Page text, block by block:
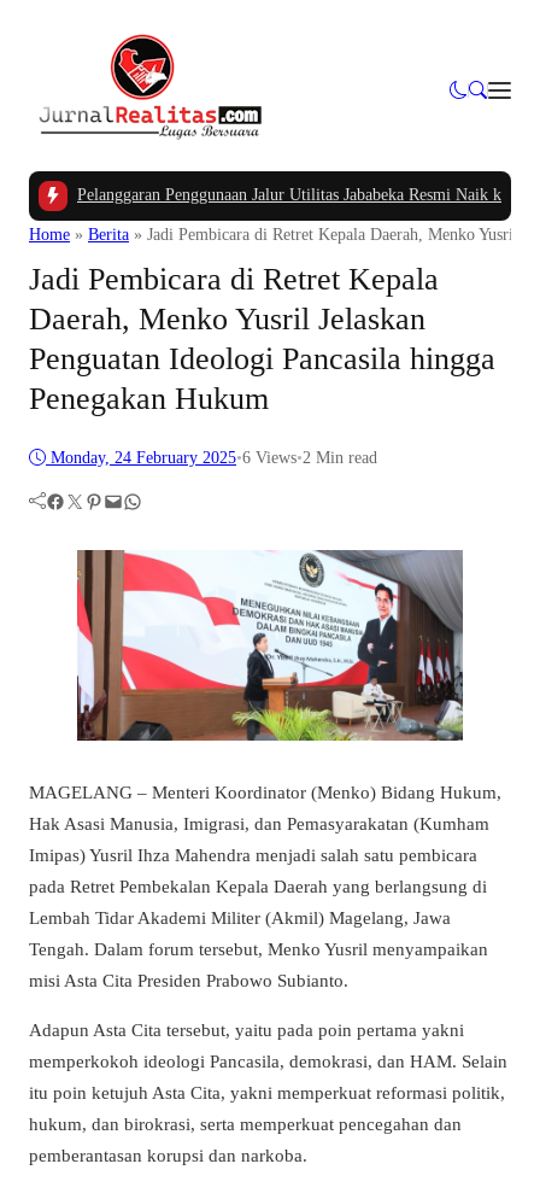
Pelanggaran Penggunaan Jalur Utilitas Jababeka Resmi Naik ke
Home » Berita » Jadi Pembicara di Retret Kepala Daerah, Menko Yusril
Jadi Pembicara di Retret Kepala
Daerah, Menko Yusril Jelaskan
Penguatan Ideologi Pancasila hingga
Penegakan Hukum
Monday, 24 February 2025•6 Views•2 Min read
Facebook Twitter Pinterest Mail WhatsApp
MAGELANG – Menteri Koordinator (Menko) Bidang Hukum,
Hak Asasi Manusia, Imigrasi, dan Pemasyarakatan (Kumham
Imipas) Yusril Ihza Mahendra menjadi salah satu pembicara
pada Retret Pembekalan Kepala Daerah yang berlangsung di
Lembah Tidar Akademi Militer (Akmil) Magelang, Jawa
Tengah. Dalam forum tersebut, Menko Yusril menyampaikan
misi Asta Cita Presiden Prabowo Subianto.
Adapun Asta Cita tersebut, yaitu pada poin pertama yakni
memperkokoh ideologi Pancasila, demokrasi, dan HAM. Selain
itu poin ketujuh Asta Cita, yakni memperkuat reformasi politik,
hukum, dan birokrasi, serta memperkuat pencegahan dan
pemberantasan korupsi dan narkoba.